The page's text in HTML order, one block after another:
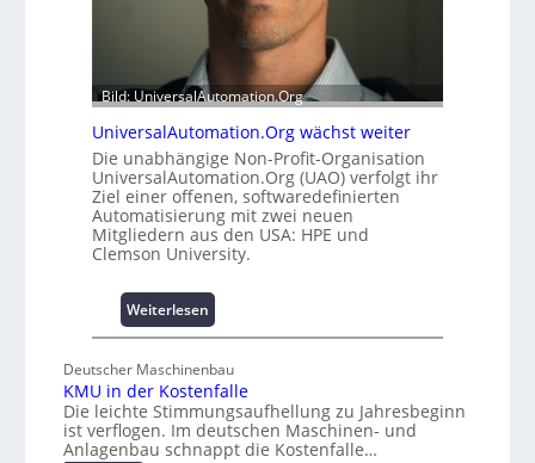
A
s
b
a
u
h
e
m
m
n
i
e
c
h
a
f
2
0
u
d
4
0
A
Bild: UniversalAutomation.Org
UniversalAutomation.Org wächst weiter
Die unabhängige Non-Profit-Organisation
UniversalAutomation.Org (UAO) verfolgt ihr
Ziel einer offenen, softwaredefinierten
Automatisierung mit zwei neuen
Mitgliedern aus den USA: HPE und
Clemson University.
Weiterlesen
U
i
v
e
r
Deutscher Maschinenbau
KMU in der Kostenfalle
Die leichte Stimmungsaufhellung zu Jahresbeginn
ist verflogen. Im deutschen Maschinen- und
Anlagenbau schnappt die Kostenfalle…